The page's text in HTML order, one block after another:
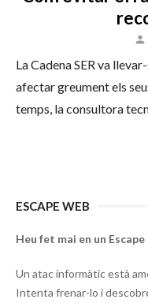
La Cadena SER va
afectar greument els
temps, la consultora
ESCAPE WEB
Heu fet mai en un
Un atac informàtic està
Intenta frenar-lo i